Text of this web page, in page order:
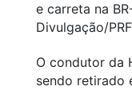
e carreta na
Divulgação/PRF
O condutor da
sendo retirado